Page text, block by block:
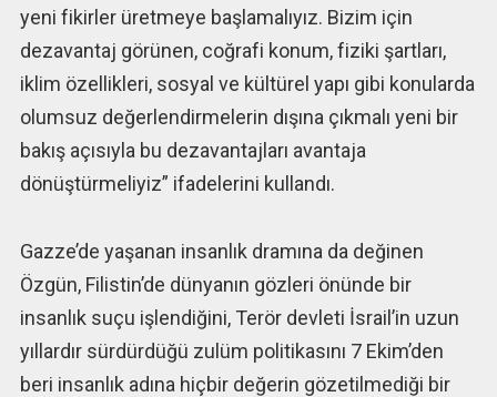
yeni fikirler üretmeye başlamalıyız. Bizim için
dezavantaj görünen, coğrafi konum, fiziki şartları,
iklim özellikleri, sosyal ve kültürel yapı gibi konularda
olumsuz değerlendirmelerin dışına çıkmalı yeni bir
bakış açısıyla bu dezavantajları avantaja
dönüştürmeliyiz” ifadelerini kullandı.
Gazze’de yaşanan insanlık dramına da değinen
Özgün, Filistin’de dünyanın gözleri önünde bir
insanlık suçu işlendiğini, Terör devleti İsrail’in uzun
yıllardır sürdürdüğü zulüm politikasını 7 Ekim’den
beri insanlık adına hiçbir değerin gözetilmediği bir